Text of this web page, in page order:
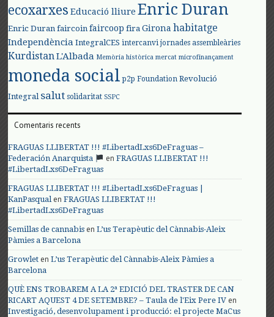
ecoxarxes Educació lliure Enric Duran
Enric Duran faircoin faircoop fira Girona habitatge
Independència IntegralCES intercanvi jornades assembleàries
KurdistanL'Albada Memòria històrica mercat microfinançament
moneda social p2p Foundation Revolució
Integral salut solidaritat SSPC
Comentaris recents
FRAGUAS LLIBERTAT !!! #LibertadLxs6DeFraguas –
Federación Anarquista
enFRAGUAS LLIBERTAT !!!
#LibertadLxs6DeFraguas
FRAGUAS LLIBERTAT !!! #LibertadLxs6DeFraguas |
KanPasqualenFRAGUAS LLIBERTAT !!!
#LibertadLxs6DeFraguas
Semillas de cannabis enL’us Terapèutic del Cànnabis-Aleix
Pàmies a Barcelona
Growlet enL’us Terapèutic del Cànnabis-Aleix Pàmies a
Barcelona
QUÈ ENS TROBAREM A LA 2ª EDICIÓ DEL TRASTER DE CAN
RICART AQUEST 4 DE SETEMBRE? – Taula de l'Eix Pere IV en
Investigació, desenvolupament i producció: el projecte MaCus